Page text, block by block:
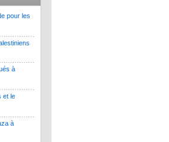
pour les
à
et le
à